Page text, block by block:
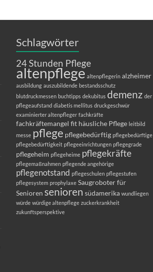
Schlagwörter
24 Stunden Pflege
altenpflege altenpflegerin alzheimer
ausbildung auszubildende bestandsschutz
blutdruckmessen buchtipps dekubitus demenz der
pflegeaufstand diabetis mellitus druckgeschwür
examinierter altenpfleger fachkräfte
fachkräftemangel fit häusliche Pflege leitbild
messe pflege pflegebedürftig pflegebedürftige
pflegebedürftigkeit pflegeeinrichtungen pflegegrade
pflegeheim pflegeheime pflegekräfte
pflegemaßnahmen pflegende angehörige
pflegenotstand pflegeschulen pflegestufen
pflegesystem prophylaxe Saugroboter für
Senioren senioren südamerika wundliegen
würde würdige altenpflege zuckerkrankheit
zukunftsperspektive